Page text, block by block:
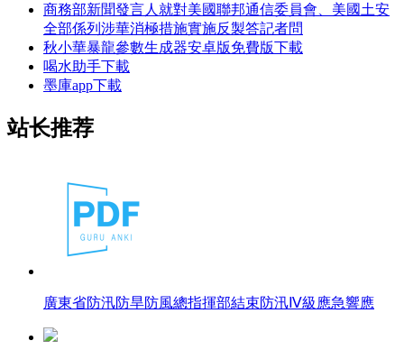
商務部新聞發言人就對美國聯邦通信委員會、美國土安
全部係列涉華消極措施實施反製答記者問
秋小華暴龍參數生成器安卓版免費版下載
喝水助手下載
墨庫app下載
站长推荐
廣東省防汛防旱防風總指揮部結束防汛Ⅳ級應急響應